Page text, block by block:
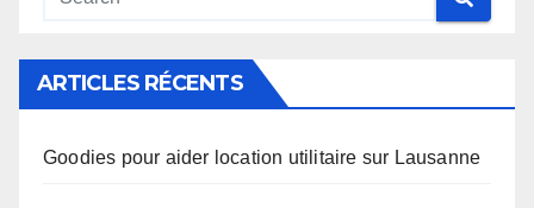
ARTICLES RÉCENTS
Goodies pour aider location utilitaire sur Lausanne